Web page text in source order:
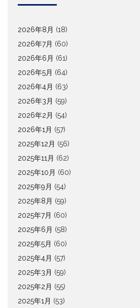
2026年8月 (18)
2026年7月 (60)
2026年6月 (61)
2026年5月 (64)
2026年4月 (63)
2026年3月 (59)
2026年2月 (54)
2026年1月 (57)
2025年12月 (56)
2025年11月 (62)
2025年10月 (60)
2025年9月 (54)
2025年8月 (59)
2025年7月 (60)
2025年6月 (58)
2025年5月 (60)
2025年4月 (57)
2025年3月 (59)
2025年2月 (55)
2025年1月 (53)